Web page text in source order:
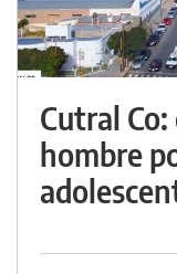
Cutral
hombre